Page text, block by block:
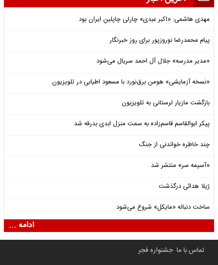
مهدی هاشمی: «اکبر عبدی» چارلی چاپلینِ ایران بود
پیام محمدرضا نوروزپور برای روز خبرنگار
«مدیر مدرسه» جلال آل احمد سریال می‌شود
«نسخه آزمایشی» هومن برق‌نورد با مسعود اطیابی در تلویزیون
بازگشت مازیار لرستانی به تلویزیون
پیکر ابوالقاسم قاسم‌زاده به سمت منزل ابدی بدرقه شد
چند خاطره خواندنی از جنگ
«آسیمه سر» منتشر شد
ژیلا هدائی درگذشت
ساخت دنباله «مایکل» شروع می‌شود
ادامه ...
تماس با ما جشنواره فجر